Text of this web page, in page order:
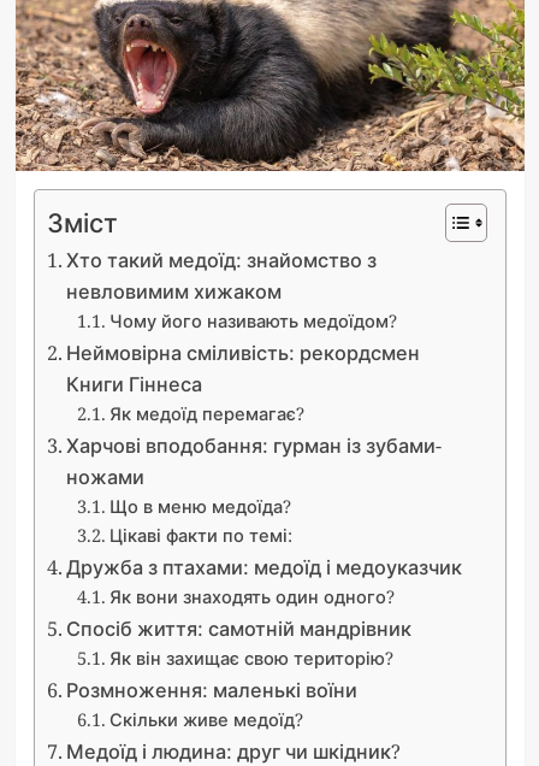
Зміст
Хто такий медоїд: знайомство з
невловимим хижаком
Чому його називають медоїдом?
Неймовірна сміливість: рекордсмен
Книги Гіннеса
Як медоїд перемагає?
Харчові вподобання: гурман із зубами-
ножами
Що в меню медоїда?
Цікаві факти по темі:
Дружба з птахами: медоїд і медоуказчик
Як вони знаходять один одного?
Спосіб життя: самотній мандрівник
Як він захищає свою територію?
Розмноження: маленькі воїни
Скільки живе медоїд?
Медоїд і людина: друг чи шкідник?